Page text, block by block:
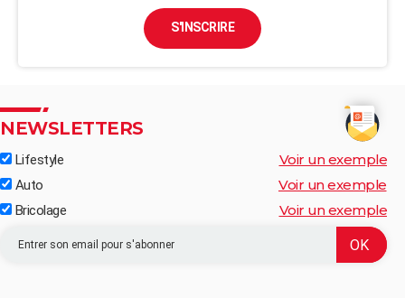
S'INSCRIRE
NEWSLETTERS
Lifestyle Voir un exemple
Auto Voir un exemple
Bricolage Voir un exemple